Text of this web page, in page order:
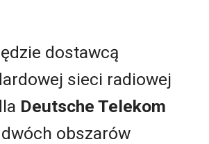
dostawcą
sieci radiowej
Deutsche Telekom
obszarów